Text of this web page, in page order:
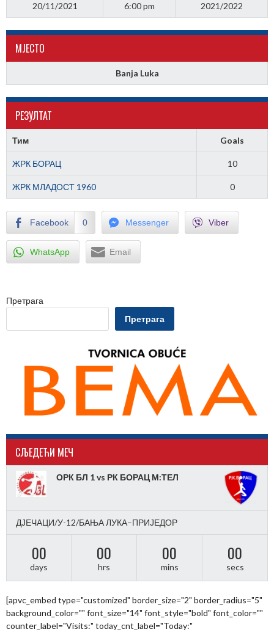
20/11/2021 6:00 pm 2021/2022
МJЕСТО
Banja Luka
РЕЗУЛТАТ
Тим Goals
ЖРК БОРАЦ 10
ЖРК МЛАДОСТ 1960 0
Facebook 0 Messenger Viber
WhatsApp Email
Претрага
Претрага
CЉЕДЕЋИ МЕЧ
ОРК БЛ 1 vs РК БОРАЦ М:ТЕЛ
ДЈЕЧАЦИ/У-12/БАЊА ЛУКА–ПРИЈЕДОР
00
days
00
hrs
00
mins
00
secs
[apvc_embed type="customized" border_size="2" border_radius="5"
background_color="" font_size="14" font_style="bold" font_color=""
counter_label="Visits:" today_cnt_label="Today:"